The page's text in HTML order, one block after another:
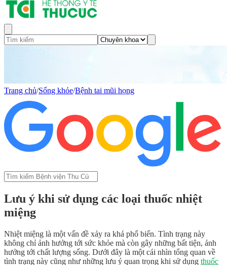
Trang chủ/Sống khỏe/Bệnh tai mũi họng
Lưu ý khi sử dụng các loại thuốc nhiệt
miệng
Nhiệt miệng là một vấn đề xảy ra khá phổ biến. Tình trạng này
không chỉ ảnh hưởng tới sức khỏe mà còn gây những bất tiện, ảnh
hưởng tới chất lượng sống. Dưới đây là một cái nhìn tổng quan về
tình trạng này cũng như những lưu ý quan trọng khi sử dụng thuốc